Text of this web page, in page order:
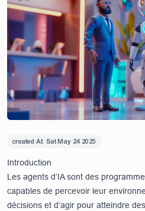
created At: Sat May 24 2025
Introduction
Les agents d’IA sont des
capables de percevoir leur
décisions et d’agir pour atteindre